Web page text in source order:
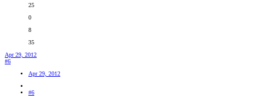
25
0
8
35
Apr 29, 2012
#6
Apr 29, 2012
#6